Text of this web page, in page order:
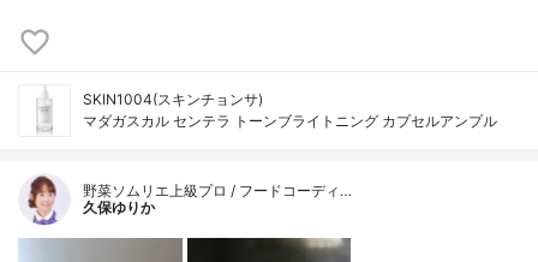
SKIN1004(スキンチョンサ)
マダガスカル センテラ トーンブライトニング カプセルアンプル
野菜ソムリエ上級プロ / フードコーディ…
久保ゆりか